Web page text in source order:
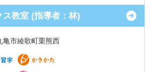
ス教室 (指導者：林)
亀市綾歌町栗熊西